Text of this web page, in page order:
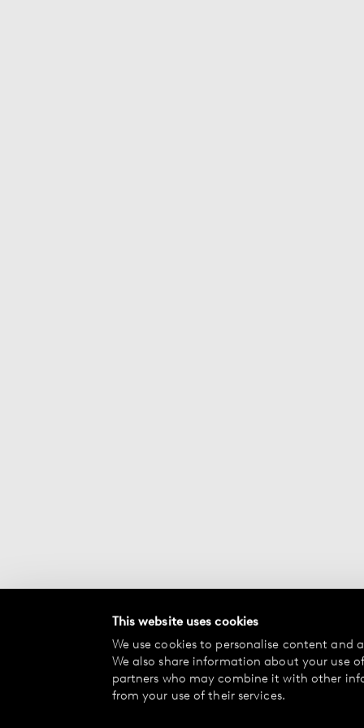
This website uses cookies
We use cookies to personalise content
We also share information about your use
partners who may combine it with other
from your use of their services.